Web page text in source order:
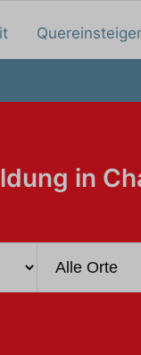
Quereinsteiger
in